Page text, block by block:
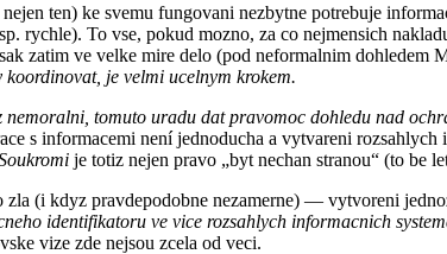
ten) ke svemu fungovani nezbytne potrebuje
rychle). To vse, pokud mozno, za co nejmensich
zatim ve velke mire delo (pod neformalnim dohledem
je velmi ucelnym krokem.
tomuto uradu dat pravomoc dohledu nad
s informacemi není jednoducha a vytvareni
je totiz nejen pravo „byt nechan stranou“ (to be
(i kdyz pravdepodobne nezamerne) — vytvoreni
identifikatoru ve vice rozsahlych informacnich
vize zde nejsou zcela od veci.